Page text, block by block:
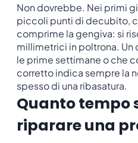
Non dovrebbe. Nei primi
piccoli punti di decubito,
comprime la gengiva: si
millimetrici in poltrona.
le prime settimane o che
corretto indica sempre la
spesso di una ribasatura.
Quanto tempo
riparare una